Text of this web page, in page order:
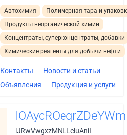
Автохимия
Полимерная тара и
Продукты неорганической химии
Концентраты, суперконцентраты, добавки
Химические реагенты для добычи нефти
Контакты
Новости и статьи
Объявления
Продукция и услуги
lJRwVwgxzMNLLeluAniI